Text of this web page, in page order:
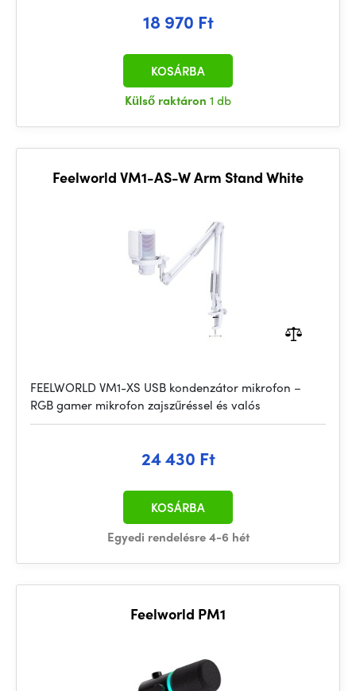
18 970 Ft
Külső raktáron 1 db
KOSÁRBA
Feelworld VM1-AS-W Arm Stand White
FEELWORLD VM1-XS USB kondenzátor mikrofon –
RGB gamer mikrofon zajszűréssel és valós
24 430 Ft
Egyedi rendelésre 4-6 hét
KOSÁRBA
Feelworld PM1